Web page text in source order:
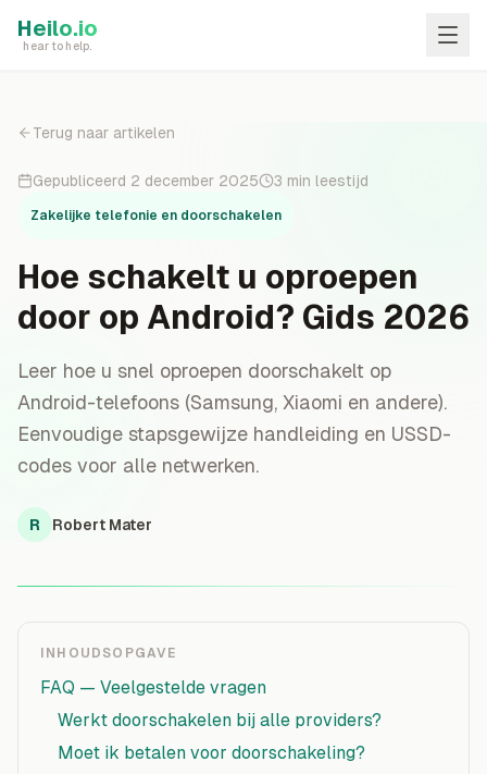
Heilo.io
hear to help.
Terug naar artikelen
Gepubliceerd 2 december 2025 3 min leestijd
Zakelijke telefonie en doorschakelen
Hoe schakelt u oproepen
door op Android? Gids 2026
Leer hoe u snel oproepen doorschakelt op
Android-telefoons (Samsung, Xiaomi en andere).
Eenvoudige stapsgewijze handleiding en USSD-
codes voor alle netwerken.
R Robert Mater
INHOUDSOPGAVE
FAQ — Veelgestelde vragen
Werkt doorschakelen bij alle providers?
Moet ik betalen voor doorschakeling?